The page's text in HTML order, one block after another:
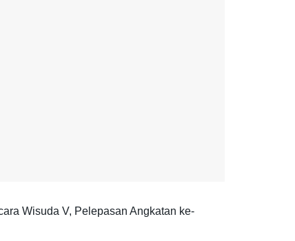
Wisuda V, Pelepasan Angkatan ke-